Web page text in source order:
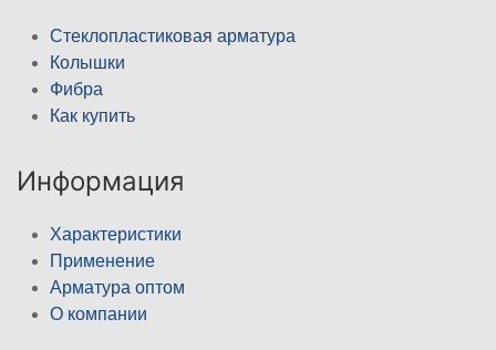
Стеклопластиковая арматура
Колышки
Фибра
Как купить
Информация
Характеристики
Применение
Арматура оптом
О компании